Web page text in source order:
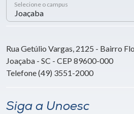
Selecione o campus
Rua Getúlio Vargas, 2125 - Bairro
Joaçaba - SC - CEP 89600-000
Telefone (49) 3551-2000
Siga a Unoesc